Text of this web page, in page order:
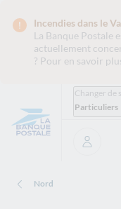
Incendies dans le
La Banque Postale
actuellement
? Pour en savoir
Changer de
Particuliers
Se
Nord